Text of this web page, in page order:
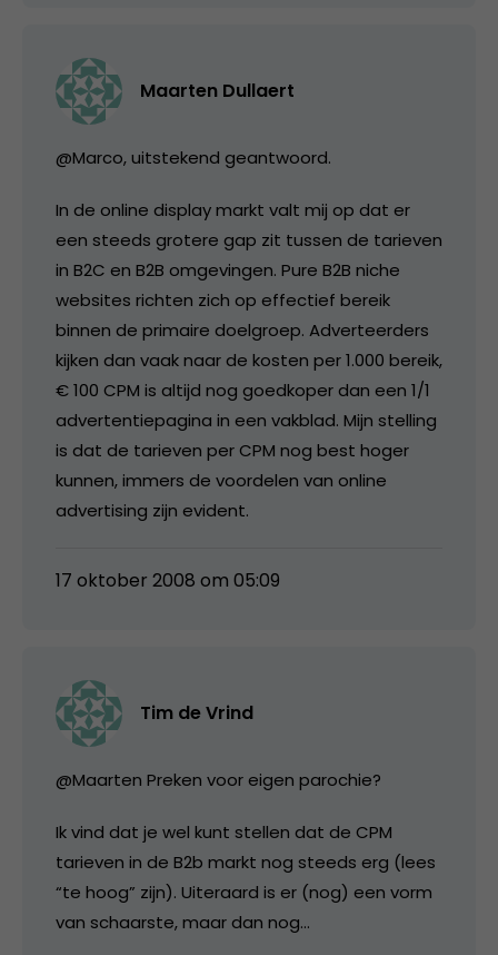
Maarten Dullaert
@Marco, uitstekend geantwoord.
In de online display markt valt mij op dat er
een steeds grotere gap zit tussen de tarieven
in B2C en B2B omgevingen. Pure B2B niche
websites richten zich op effectief bereik
binnen de primaire doelgroep. Adverteerders
kijken dan vaak naar de kosten per 1.000 bereik,
€ 100 CPM is altijd nog goedkoper dan een 1/1
advertentiepagina in een vakblad. Mijn stelling
is dat de tarieven per CPM nog best hoger
kunnen, immers de voordelen van online
advertising zijn evident.
17 oktober 2008 om 05:09
Tim de Vrind
@Maarten Preken voor eigen parochie?
Ik vind dat je wel kunt stellen dat de CPM
tarieven in de B2b markt nog steeds erg (lees
“te hoog” zijn). Uiteraard is er (nog) een vorm
van schaarste, maar dan nog…